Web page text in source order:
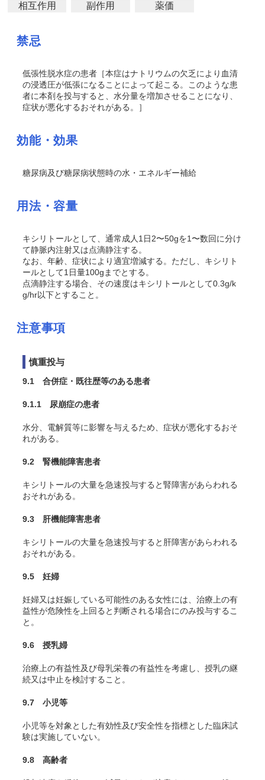
相互作用
副作用 薬価
禁忌
低張性脱水症の患者［本症はナトリウムの欠乏により血清
の浸透圧が低張になることによって起こる。このような患
者に本剤を投与すると、水分量を増加させることになり、
症状が悪化するおそれがある。］
効能・効果
糖尿病及び糖尿病状態時の水・エネルギー補給
用法・容量
キシリトールとして、通常成人1日2〜50gを1〜数回に分け
て静脈内注射又は点滴静注する。
なお、年齢、症状により適宜増減する。ただし、キシリト
ールとして1日量100gまでとする。
点滴静注する場合、その速度はキシリトールとして0.3g/k
g/hr以下とすること。
注意事項
慎重投与
9.1 合併症・既往歴等のある患者
9.1.1 尿崩症の患者
水分、電解質等に影響を与えるため、症状が悪化するおそ
れがある。
9.2 腎機能障害患者
キシリトールの大量を急速投与すると腎障害があらわれる
おそれがある。
9.3 肝機能障害患者
キシリトールの大量を急速投与すると肝障害があらわれる
おそれがある。
9.5 妊婦
妊婦又は妊娠している可能性のある女性には、治療上の有
益性が危険性を上回ると判断される場合にのみ投与するこ
と。
9.6 授乳婦
治療上の有益性及び母乳栄養の有益性を考慮し、授乳の継
続又は中止を検討すること。
9.7 小児等
小児等を対象とした有効性及び安全性を指標とした臨床試
験は実施していない。
9.8 高齢者